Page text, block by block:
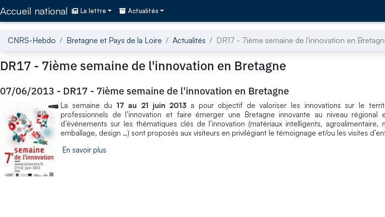
Accueil national La lettre Actualités
CNRS-Hebdo Bretagne et Pays de la Loire Actualités DR17 - 7ième semaine de l'innovation en
DR17 - 7ième semaine de l'innovation en Bretagne
07/06/2013 - DR17 - 7ième semaine de l'innovation en Bretagne
La semaine du 17 au 21 juin 2013 a pour objectif de valoriser les innovations sur le
professionnels de l’innovation et faire émerger une Bretagne innovante au niveau régional
d’événements sur les thématiques clés de l’innovation (matériaux intelligents, agroalimentaire,
emballage, design …) sont proposés aux visiteurs en privilégiant le témoignage et/ou les visites
En savoir plus